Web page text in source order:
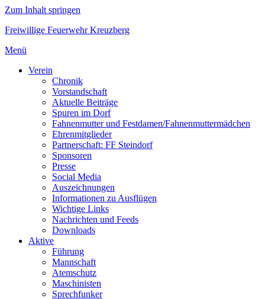
Zum Inhalt springen
Freiwillige Feuerwehr Kreuzberg
Menü
Verein
Chronik
Vorstandschaft
Aktuelle Beiträge
Spuren im Dorf
Fahnenmutter und Festdamen/Fahnenmuttermädchen
Ehrenmitglieder
Partnerschaft: FF Steindorf
Sponsoren
Presse
Social Media
Auszeichnungen
Informationen zu Ausflügen
Wichtige Links
Nachrichten und Feeds
Downloads
Aktive
Führung
Mannschaft
Atemschutz
Maschinisten
Sprechfunker